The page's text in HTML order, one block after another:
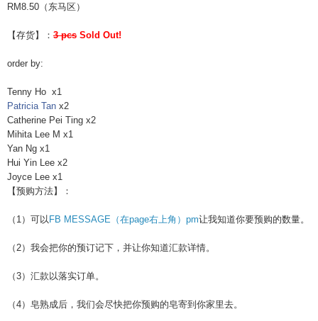
RM8.50（东马区）
【存货】： 3 pcs Sold Out!
order by:
Tenny Ho x1
Patricia Tan x2
Catherine Pei Ting x2
Mihita Lee M x1
Yan Ng x1
Hui Yin Lee x2
Joyce Lee x1
【预购方法】：
（1）可以 FB MESSAGE（在page右上角）pm让我知道你要预购的数量。
（2）我会把你的预订记下，并让你知道汇款详情。
（3）汇款以落实订单。
（4）皂熟成后，我们会尽快把你预购的皂寄到你家里去。